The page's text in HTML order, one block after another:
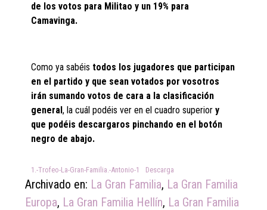
de los votos para Militao y un 19% para
Camavinga.
Como ya sabéis todos los jugadores que participan
en el partido y que sean votados por vosotros
irán sumando votos de cara a la clasificación
general, la cuál podéis ver en el cuadro superiory
que podéis descargaros pinchando en el botón
negro de abajo.
1.-Trofeo-La-Gran-Familia.-Antonio-1 Descarga
Archivado en: La Gran Familia, La Gran Familia
Europa, La Gran Familia Hellín, La Gran Familia